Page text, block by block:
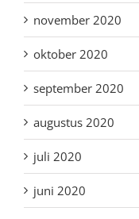
november 2020
oktober 2020
september 2020
augustus 2020
juli 2020
juni 2020